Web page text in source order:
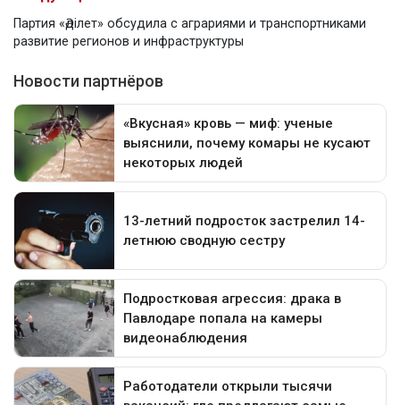
Партия «Әділет» обсудила с аграриями и транспортниками
развитие регионов и инфраструктуры